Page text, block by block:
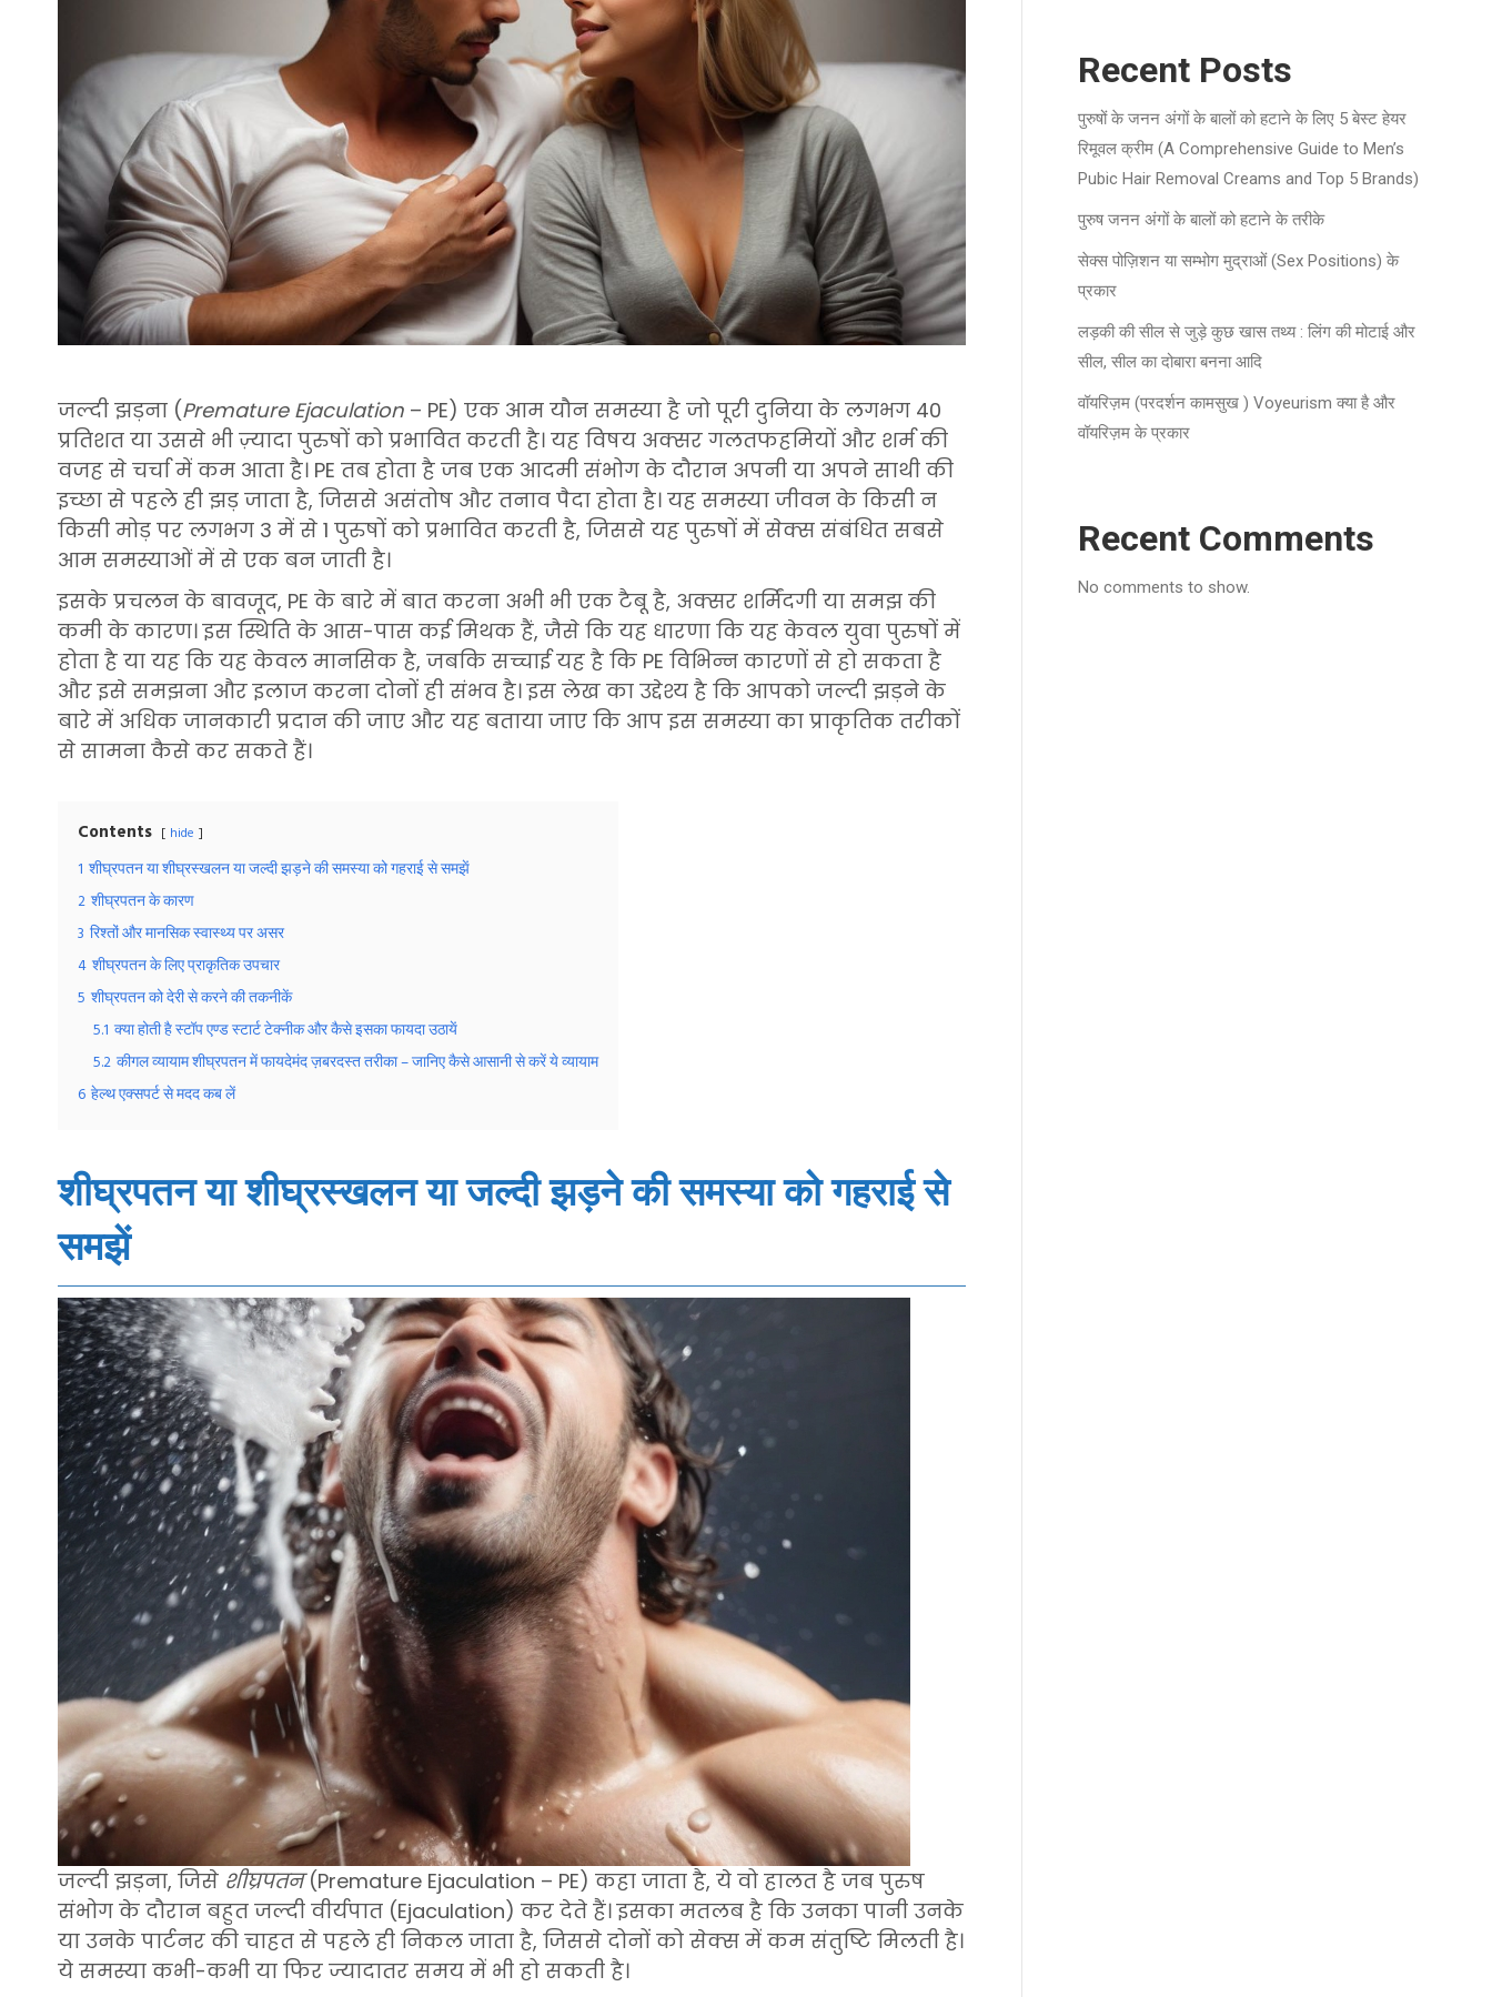
जल्दी झड़ना (Premature Ejaculation – PE) एक आम यौन समस्या है जो पूरी दुनिया के लगभग 40
प्रतिशत या उससे भी ज़्यादा पुरुषों को प्रभावित करती है। यह विषय अक्सर गलतफहमियों और शर्म की
वजह से चर्चा में कम आता है। PE तब होता है जब एक आदमी संभोग के दौरान अपनी या अपने साथी की
इच्छा से पहले ही झड़ जाता है, जिससे असंतोष और तनाव पैदा होता है। यह समस्या जीवन के किसी न
किसी मोड़ पर लगभग 3 में से 1 पुरुषों को प्रभावित करती है, जिससे यह पुरुषों में सेक्स संबंधित सबसे
आम समस्याओं में से एक बन जाती है।
इसके प्रचलन के बावजूद, PE के बारे में बात करना अभी भी एक टैबू है, अक्सर शर्मिंदगी या समझ की
कमी के कारण। इस स्थिति के आस-पास कई मिथक हैं, जैसे कि यह धारणा कि यह केवल युवा पुरुषों में
होता है या यह कि यह केवल मानसिक है, जबकि सच्चाई यह है कि PE विभिन्न कारणों से हो सकता है
और इसे समझना और इलाज करना दोनों ही संभव है। इस लेख का उद्देश्य है कि आपको जल्दी झड़ने के
बारे में अधिक जानकारी प्रदान की जाए और यह बताया जाए कि आप इस समस्या का प्राकृतिक तरीकों
से सामना कैसे कर सकते हैं।
Contents hide
1 शीघ्रपतन या शीघ्रस्खलन या जल्दी झड़ने की समस्या को गहराई से समझें
2 शीघ्रपतन के कारण
3 रिश्तों और मानसिक स्वास्थ्य पर असर
4 शीघ्रपतन के लिए प्राकृतिक उपचार
5 शीघ्रपतन को देरी से करने की तकनीकें
5.1 क्या होती है स्टॉप एण्ड स्टार्ट टेक्नीक और कैसे इसका फायदा उठायें
5.2 कीगल व्यायाम शीघ्रपतन में फायदेमंद ज़बरदस्त तरीका – जानिए कैसे आसानी से करें ये व्यायाम
6 हेल्थ एक्सपर्ट से मदद कब लें
शीघ्रपतन या शीघ्रस्खलन याजल्दी झड़ने की समस्या को गहराई से
समझें
जल्दी झड़ना, जिसे शीघ्रपतन(Premature Ejaculation – PE) कहा जाता है, ये वो हालत है जब पुरुष
संभोग के दौरान बहुत जल्दी वीर्यपात (Ejaculation) कर देते हैं। इसका मतलब है कि उनका पानी उनके
या उनके पार्टनर की चाहत से पहले ही निकल जाता है, जिससे दोनों को सेक्स में कम संतुष्टि मिलती है।
ये समस्या कभी-कभी या फिर ज्यादातर समय में भी हो सकती है।
Recent Posts
पुरुषों के जनन अंगों के बालों को हटाने के लिए 5 बेस्ट हेयर
रिमूवल क्रीम (A Comprehensive Guide to Men’s
Pubic Hair Removal Creams and Top 5 Brands)
पुरुष जनन अंगों के बालों को हटाने के तरीके
सेक्स पोज़िशन या सम्भोग मुद्राओं (Sex Positions) के
प्रकार
लड़की की सील से जुड़े कुछ खास तथ्य : लिंग की मोटाई और
सील, सील का दोबारा बनना आदि
वॉयरिज़म (परदर्शन कामसुख ) Voyeurism क्या है और
वॉयरिज़म के प्रकार
Recent Comments
No comments to show.